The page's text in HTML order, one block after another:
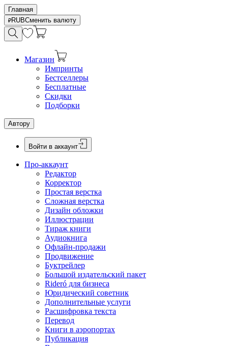
Главная
RUBСменить валюту
Магазин
Импринты
Бестселлеры
Бесплатные
Скидки
Подборки
Автору
Войти в аккаунт
Про-аккаунт
Редактор
Корректор
Простая верстка
Сложная верстка
Дизайн обложки
Иллюстрации
Тираж книги
Аудиокнига
Офлайн-продажи
Продвижение
Буктрейлер
Большой издательский пакет
Rideró для бизнеса
Юридический советник
Дополнительные услуги
Расшифровка текста
Перевод
Книги в аэропортах
Публикация